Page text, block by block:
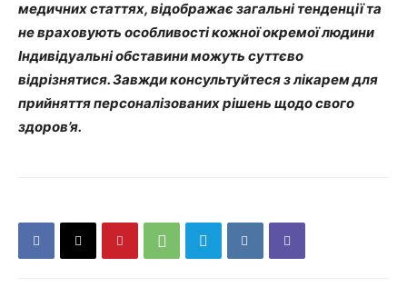
медичних статтях, відображає загальні тенденції та
не враховують особливості кожної окремої людини
Індивідуальні обставини можуть суттєво
відрізнятися. Завжди консультуйтеся з лікарем для
прийняття персоналізованих рішень щодо свого
здоров’я.